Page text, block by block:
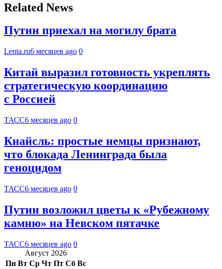
Related News
Путин приехал на могилу брата
Lenta.ru6 месяцев ago 0
Китай выразил готовность укреплять
стратегическую координацию
с Россией
ТАСС6 месяцев ago 0
Кнайсль: простые немцы признают,
что блокада Ленинграда была
геноцидом
ТАСС6 месяцев ago 0
Путин возложил цветы к «Рубежному
камню» на Невском пятачке
ТАСС6 месяцев ago 0
Август 2026
Пн Вт Ср Чт Пт Сб Вс